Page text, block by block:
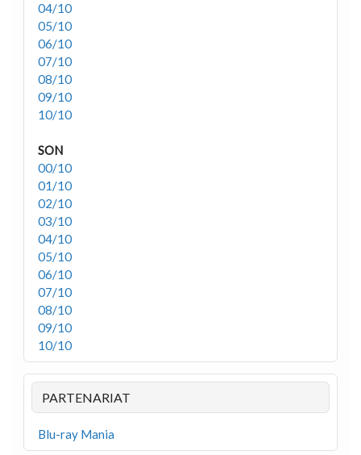
04/10
05/10
06/10
07/10
08/10
09/10
10/10
SON
00/10
01/10
02/10
03/10
04/10
05/10
06/10
07/10
08/10
09/10
10/10
PARTENARIAT
Blu-ray Mania